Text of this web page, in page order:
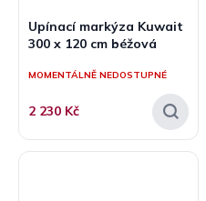
Upínací markýza Kuwait
300 x 120 cm béžová
MOMENTÁLNĚ NEDOSTUPNÉ
2 230 Kč